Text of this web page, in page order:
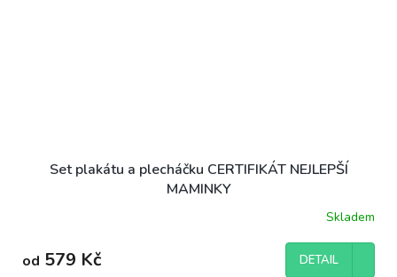
Set plakátu a plecháčku CERTIFIKÁT NEJLEPŠÍ
MAMINKY
Skladem
od 579 Kč DETAIL